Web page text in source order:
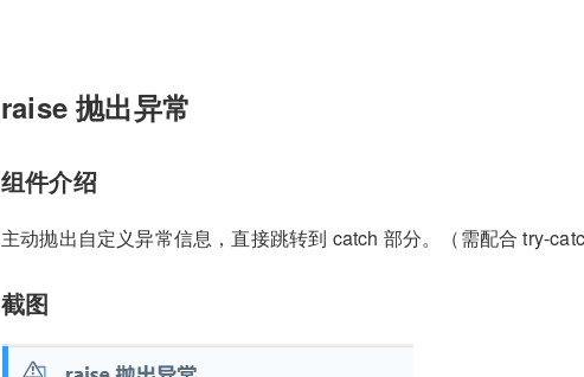
raise 抛出异常
组件介绍
主动抛出自定义异常信息，直接跳转到 catch 部分。（需配合 try-
截图